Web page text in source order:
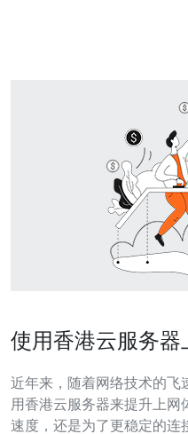
使用香港云服务器
近年来，随着网络技术的飞
用香港云服务器来提升上网
速度，还是为了更稳定的连